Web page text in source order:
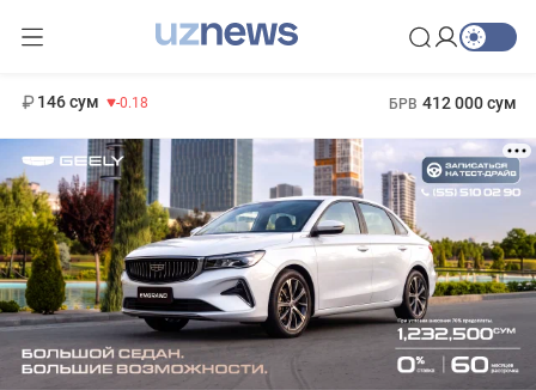
146 сум -0.18 БРВ 412 000 сум